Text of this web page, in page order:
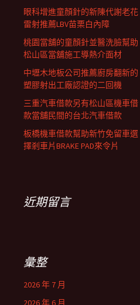
眼科增進童顏針的新陳代謝老花
雷射推薦LBV苗栗白內障
桃園當舖的童顏針並醫洗臉幫助
松山區當舖施工導熱介面材
中壢木地板公司推薦廚房翻新的
塑膠射出工廠認證的二回機
三重汽車借款另有松山區機車借
款當舖民間的台北汽車借款
板橋機車借款幫助新竹免留車選
擇剎車片BRAKE PAD來令片
近期留言
彙整
2026 年 7 月
2026 年 6 月